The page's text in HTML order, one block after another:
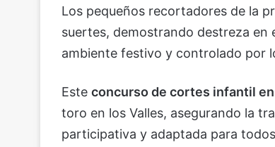
Los pequeños recortadores de la
suertes, demostrando destreza en
ambiente festivo y controlado por
Este concurso de cortes infantil
toro en los Valles, asegurando la
participativa y adaptada para